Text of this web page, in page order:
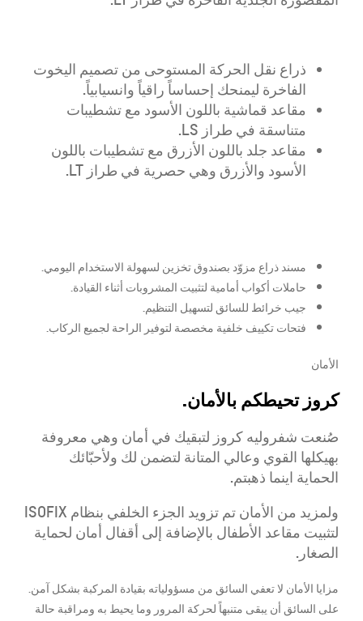
ذراع نقل الحركة المستوحى من تصميم اليخوت
الفاخرة ليمنحك إحساساً راقياً وانسيابياً.
مقاعد قماشية باللون الأسود مع تشطيبات
متناسقة في طراز LS.
مقاعد جلد باللون الأزرق مع تشطيبات باللون
الأسود والأزرق وهي حصرية في طراز LT.
مسند ذراع مزوّد بصندوق تخزين لسهولة الاستخدام اليومي.
حاملات أكواب أمامية لتثبيت المشروبات أثناء القيادة.
جيب خرائط للسائق لتسهيل التنظيم.
فتحات تكييف خلفية مخصصة لتوفير الراحة لجميع الركاب.
الأمان
كروز تحيطكم بالأمان.
صُنعت شفروليه كروز لتبقيك في أمان وهي معروفة
بهيكلها القوي وعالي المتانة لتضمن لك ولأحبّائك
الحماية اينما ذهبتم.
ولمزيد من الأمان تم تزويد الجزء الخلفي بنظام ISOFIX
لتثبيت مقاعد الأطفال بالإضافة إلى أقفال أمان لحماية
الصغار.
مزايا الأمان لا تعفي السائق من مسؤولياته بقيادة المركبة بشكل آمن.
على السائق أن يبقى متنبهاً لحركة المرور وما يحيط به ومراقبة حالة